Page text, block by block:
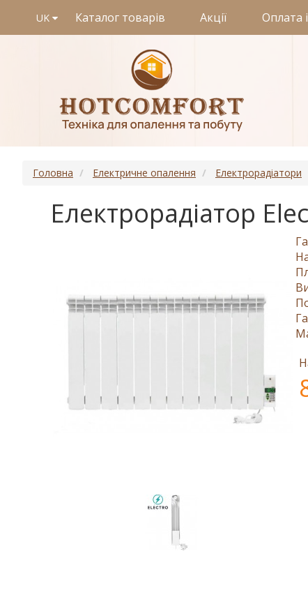
UK Каталог товарів Акції Оплата
Головна Електричне опалення Електрорадіатори
Електрорадіатор